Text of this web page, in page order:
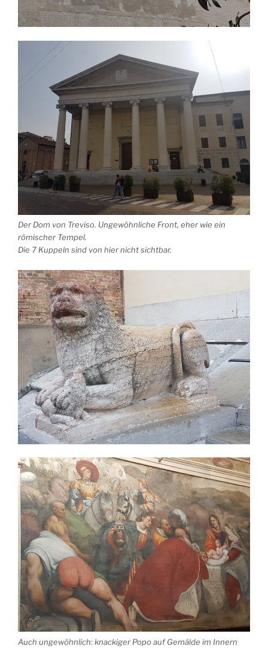
Der Dom von Treviso. Ungewöhnliche Front, eher wie ein
römischer Tempel.
Die 7 Kuppeln sind von hier nicht sichtbar.
Auch ungewöhnlich: knackiger Popo auf Gemälde im Innern